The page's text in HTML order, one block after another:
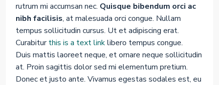
rutrum mi accumsan nec. Quisque bibendum orci ac
nibh facilisis, at malesuada orci congue. Nullam
tempus sollicitudin cursus. Ut et adipiscing erat.
Curabiturthis is a text linklibero tempus congue.
Duis mattis laoreet neque, et ornare neque sollicitudin
at. Proin sagittis dolor sed mi elementum pretium.
Donec et justo ante. Vivamus egestas sodales est, eu